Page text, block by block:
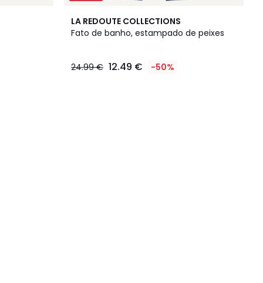
LA REDOUTE COLLECTIONS
Fato de banho, estampado de peixes
24.99 € 12.49 € -50%